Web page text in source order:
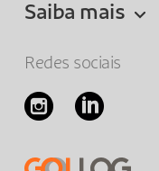
Saiba mais
Redes sociais